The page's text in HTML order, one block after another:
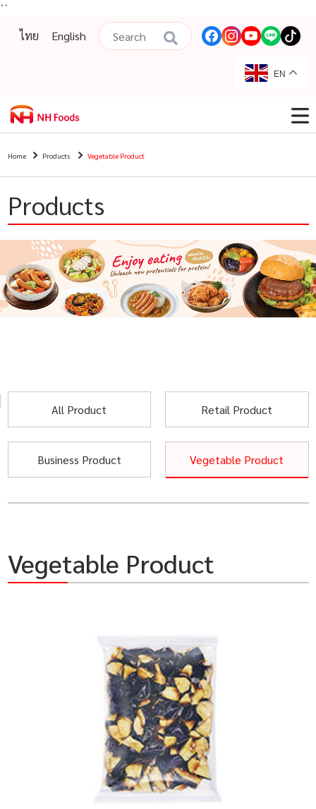
``
ไทย
English
EN
Home Products Vegetable Product
Products
All Product Retail Product
Business Product Vegetable Product
Vegetable Product